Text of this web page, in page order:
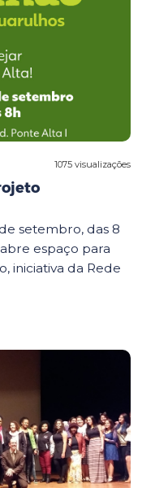
1075 visualizações
setembro, das 8
espaço para
iniciativa da Rede